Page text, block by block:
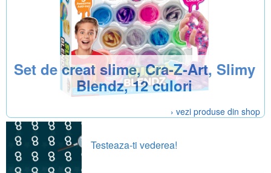
Set de creat slime, Cra-Z-Art, Slimy
Blendz, 12 culori
› vezi produse din shop
Testeaza-ti vederea!